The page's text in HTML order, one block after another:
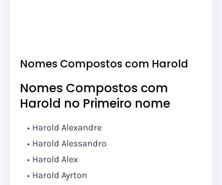
Nomes Compostos com Harold
Nomes Compostos com
Harold no Primeiro nome
Harold Alexandre
Harold Alessandro
Harold Alex
Harold Ayrton